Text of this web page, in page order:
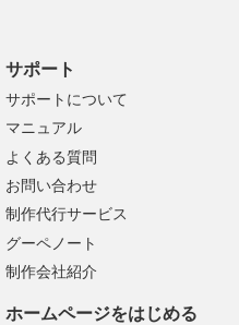
サポート
サポートについて
マニュアル
よくある質問
お問い合わせ
制作代行サービス
グーペノート
制作会社紹介
ホームページをはじめる